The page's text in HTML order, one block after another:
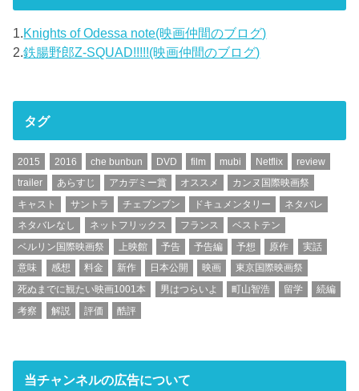
1.Knights of Odessa note(映画仲間のブログ)
2.鉄腸野郎Z-SQUAD!!!!!(映画仲間のブログ)
タグ
2015 2016 che bunbun DVD film mubi Netflix
review
trailer
あらすじ アカデミー賞 オススメ
カンヌ国際映画祭
キャスト
サントラ チェブンブン ドキュメンタリー
ネタバレ
ネタバレなし
ネットフリックス フランス
ベストテン
ベルリン国際映画祭
上映館 予告 予告編 予想 原作
実話
意味
感想 料金 新作 日本公開 映画
東京国際映画祭
死ぬまでに観たい映画1001本
男はつらいよ 町山智浩 留学
続編
考察
解説 評価 酷評
当チャンネルの広告について